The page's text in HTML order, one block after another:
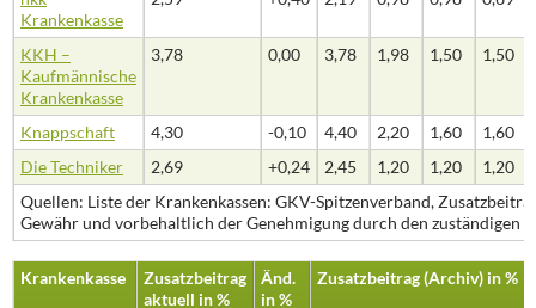
Krankenkasse
KKH –
Kaufmännische
Krankenkasse
3,78 0,00 3,78 1,98 1,50 1,50
Knappschaft 4,30 -0,10 4,40 2,20 1,60 1,60
Die Techniker
2,69 +0,24 2,45 1,20 1,20 1,20
Quellen: Liste der Krankenkassen: GKV-Spitzenverband,
Gewähr und vorbehaltlich der Genehmigung durch den zuständigen
Krankenkasse
Zusatzbeitrag
aktuell in %
Änd.
in %
Zusatzbeitrag (Archiv) in %